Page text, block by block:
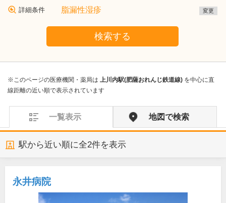
詳細条件 脂漏性湿疹 変更
検索する
※このページの医療機関・薬局は 上川内駅(肥薩おれんじ鉄道線) を中心に直
線距離の近い順で表示されています
一覧表示 地図で検索
駅から近い順に全2件を表示
永井病院